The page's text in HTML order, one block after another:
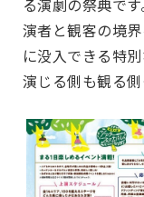
る演劇の祭典です
演者と観客の境
に没入できる特
演じる側も観る